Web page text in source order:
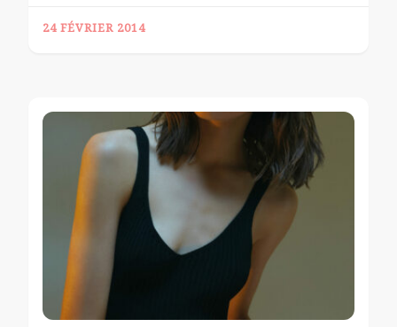
24 FÉVRIER 2014